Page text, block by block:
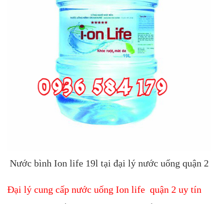
Nước bình Ion life 19l tại đại lý nước uống quận 2
Đại lý cung cấp nước uống Ion life quận 2 uy tín